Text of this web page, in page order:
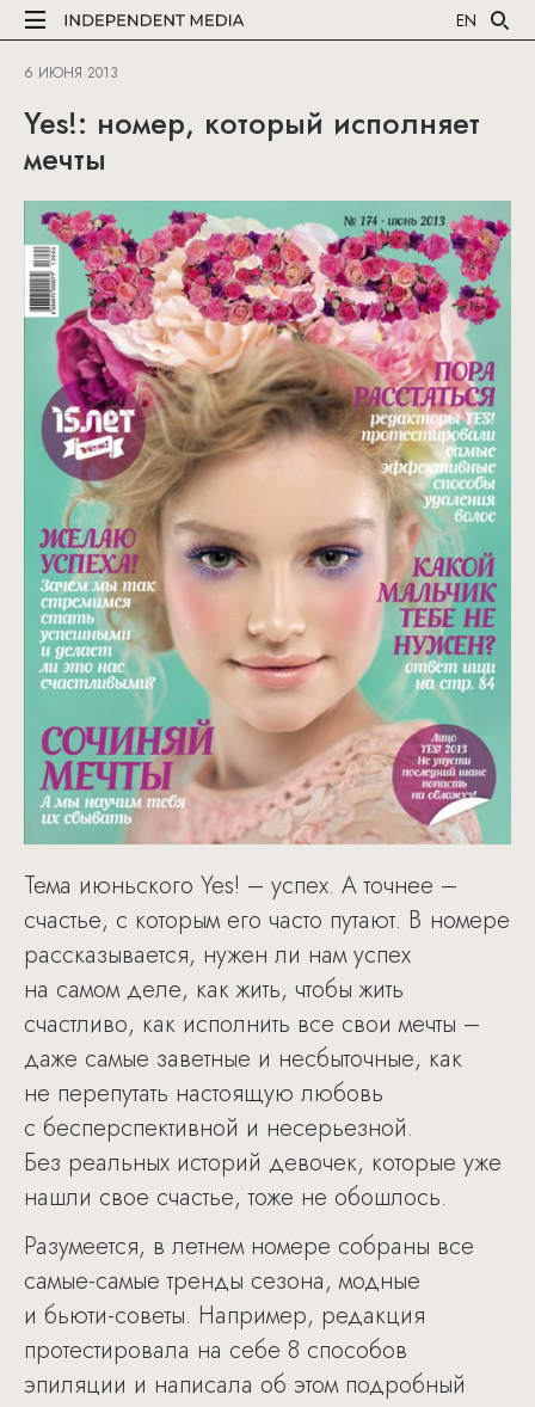
EN
6 ИЮНЯ 2013
Yes!: номер, который исполняет
мечты
Тема июньского Yes! – успех. А точнее –
счастье, с которым его часто путают. В номере
рассказывается, нужен ли нам успех
на самом деле, как жить, чтобы жить
счастливо, как исполнить все свои мечты –
даже самые заветные и несбыточные, как
не перепутать настоящую любовь
с бесперспективной и несерьезной.
Без реальных историй девочек, которые уже
нашли свое счастье, тоже не обошлось.
Разумеется, в летнем номере собраны все
самые-самые тренды сезона, модные
и бьюти-советы. Например, редакция
протестировала на себе 8 способов
эпиляции и написала об этом подробный